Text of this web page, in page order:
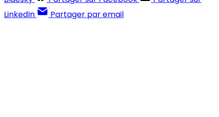
LinkedIn
Partager par email